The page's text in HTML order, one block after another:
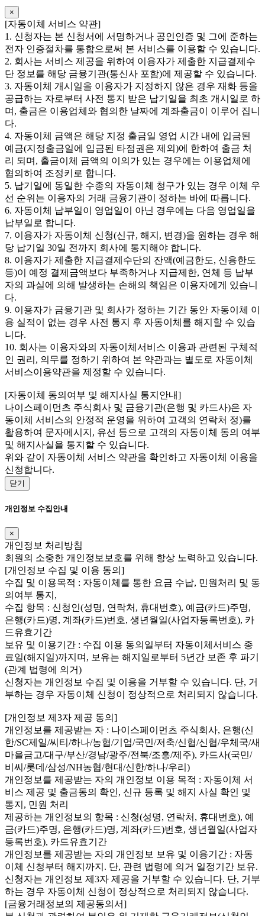
×
​​[자동이체 서비스 약관]
1. 신청자는 본 신청서에 서명하거나 공인인증 및 그에 준하는
전자 인증절차를 통함으로써 본 서비스를 이용할 수 있습니다.
2. 회사는 서비스 제공을 위하여 이용자가 제출한 지급결제수
단 정보를 해당 금융기관(통신사 포함)에 제공할 수 있습니다.
3. 자동이체 개시일을 이용자가 지정하지 않은 경우 재화 등을
공급하는 자로부터 사전 통지 받은 납기일을 최초 개시일로 하
며, 출금은 이용업체와 협의한 날짜에 계좌출금이 이루어 집니
다.
4. 자동이체 금액은 해당 지정 출금일 영업 시간 내에 입금된
예금(지정출금일에 입금된 타점권은 제외)에 한하여 출금 처
리 되며, 출금이체 금액의 이의가 있는 경우에는 이용업체에
협의하여 조정키로 합니다.
5. 납기일에 동일한 수종의 자동이체 청구가 있는 경우 이체 우
선 순위는 이용자의 거래 금융기관이 정하는 바에 따릅니다.
6. 자동이체 납부일이 영업일이 아닌 경우에는 다음 영업일을
납부일로 합니다.
7. 이용자가 자동이체 신청(신규, 해지, 변경)을 원하는 경우 해
당 납기일 30일 전까지 회사에 통지해야 합니다.
8. 이용자가 제출한 지급결제수단의 잔액(예금한도, 신용한도
등)이 예정 결제금액보다 부족하거나 지급제한, 연체 등 납부
자의 과실에 의해 발생하는 손해의 책임은 이용자에게 있습니
다.
9. 이용자가 금융기관 및 회사가 정하는 기간 동안 자동이체 이
용 실적이 없는 경우 사전 통지 후 자동이체를 해지할 수 있습
니다.
10. 회사는 이용자와의 자동이체서비스 이용과 관련된 구체적
인 권리, 의무를 정하기 위하여 본 약관과는 별도로 자동이체
서비스이용약관을 제정할 수 있습니다.
[자동이체 동의여부 및 해지사실 통지안내]
나이스페이먼츠 주식회사 및 금융기관(은행 및 카드사)은 자
동이체 서비스의 안정적 운영을 위하여 고객의 연락처 정)를
활용하여 문자메시지, 유선 등으로 고객의 자동이체 동의 여부
및 해지사실을 통지할 수 있습니다.
위와 같이 자동이체 서비스 약관을 확인하고 자동이체 이용을
신청합니다.
닫기
개인정보 수집안내
×
개인정보 처리방침
회원의 소중한 개인정보보호를 위해 항상 노력하고 있습니다.
[개인정보 수집 및 이용 동의]
수집 및 이용목적 : 자동이체를 통한 요금 수납, 민원처리 및 동
의여부 통지,
수집 항목 : 신청인(성명, 연락처, 휴대번호), 예금(카드)주명,
은행(카드)명, 계좌(카드)번호, 생년월일(사업자등록번호), 카
드유효기간
보유 및 이용기간 : 수집 이용 동의일부터 자동이체서비스 종
료일(해지일)까지며, 보유는 해지일로부터 5년간 보존 후 파기
(관계 법령에 의거)
신청자는 개인정보 수집 및 이용을 거부할 수 있습니다. 단, 거
부하는 경우 자동이체 신청이 정상적으로 처리되지 않습니다.
[개인정보 제3자 제공 동의]
개인정보를 제공받는 자 : 나이스페이먼츠 주식회사, 은행(신
한/SC제일/씨티/하나/농협/기업/국민/저축/신협/신협/우체국/새
마을금고/대구/부산/경남/광주/전북/조흥/제주), 카드사(국민/
비씨/롯데/삼성/NH농협/현대/신한/하나/우리)
개인정보를 제공받는 자의 개인정보 이용 목적 : 자동이체 서
비스 제공 및 출금동의 확인, 신규 등록 및 해지 사실 확인 및
통지, 민원 처리
제공하는 개인정보의 항목 : 신청(성명, 연락처, 휴대번호), 예
금(카드)주명, 은행(카드)명, 계좌(카드)번호, 생년월일(사업자
등록번호), 카드유효기간
개인정보를 제공받는 자의 개인정보 보유 및 이용기간 : 자동
이체 신청부터 해지까지. 단, 관련 법령에 의거 일정기간 보유.
신청자는 개인정보 제3자 제공을 거부할 수 있습니다. 단, 거부
하는 경우 자동이체 신청이 정상적으로 처리되지 않습니다.
[금융거래정보의 제공동의서]